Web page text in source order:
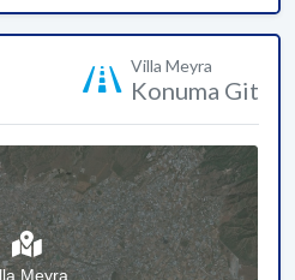
Villa Meyra
Konuma Git
Meyra